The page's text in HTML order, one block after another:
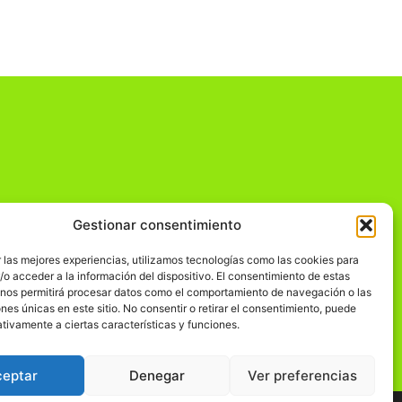
Gestionar consentimiento
las mejores experiencias, utilizamos tecnologías como las cookies para
o acceder a la información del dispositivo. El consentimiento de estas
permitirá procesar datos como el comportamiento de navegación o las
únicas en este sitio. No consentir o retirar el consentimiento, puede
a ciertas características y funciones.
Denegar Ver preferencias